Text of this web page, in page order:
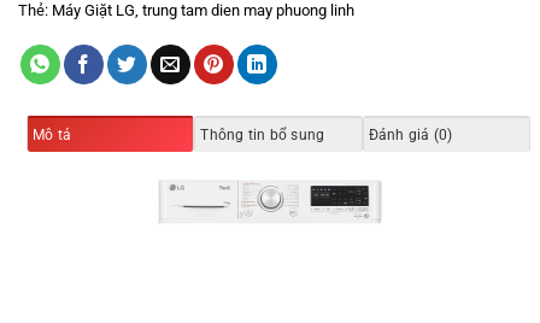
Thẻ: Máy Giặt LG, trung tam dien may phuong linh
Mô tả Thông tin bổ sung Đánh giá (0)